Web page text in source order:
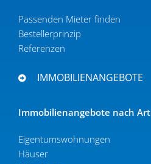
Passenden Mieter finden
Bestel­ler­prinzip
Referenzen
IMMOBILIENANGEBOTE
Immobi­li­en­an­gebote nach Art
Eigen­tums­woh­nungen
Häuser